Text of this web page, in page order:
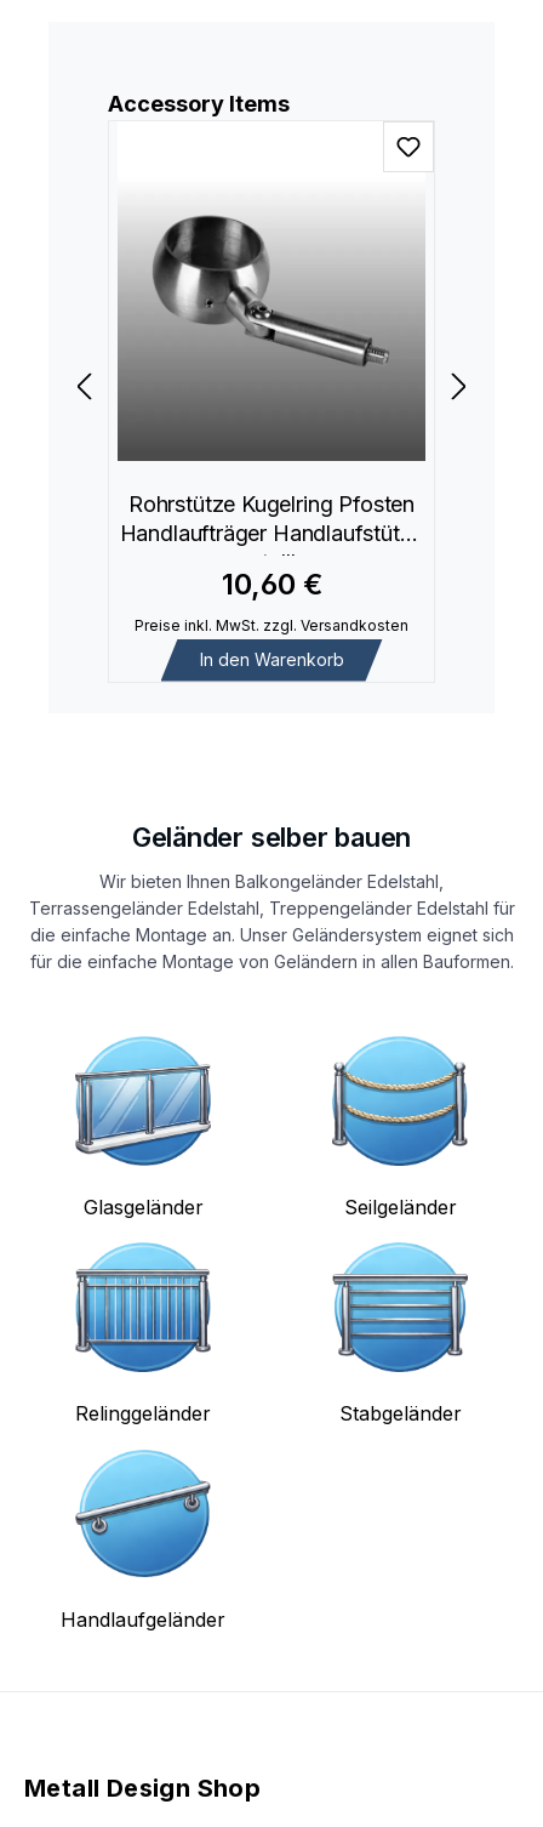
Produktgalerie überspringen
Accessory Items
Rohrstütze Kugelring Pfosten
Handlaufträger Handlaufstütze
verstellbar
10,60 €
Preise inkl. MwSt. zzgl. Versandkosten
In den Warenkorb
Geländer selber bauen
Wir bieten Ihnen Balkongeländer Edelstahl,
Terrassengeländer Edelstahl, Treppengeländer Edelstahl für
die einfache Montage an. Unser Geländersystem eignet sich
für die einfache Montage von Geländern in allen Bauformen.
Glasgeländer Seilgeländer
Relinggeländer Stabgeländer
Handlaufgeländer
Metall Design Shop